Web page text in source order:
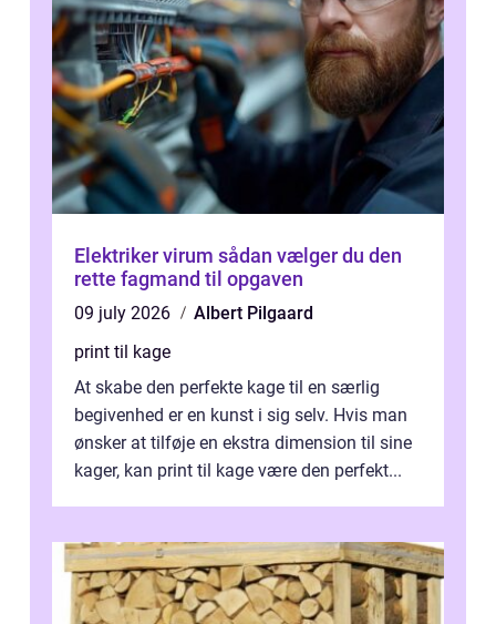
Elektriker virum sådan vælger du den
rette fagmand til opgaven
09 july 2026
Albert Pilgaard
print til kage
At skabe den perfekte kage til en særlig
begivenhed er en kunst i sig selv. Hvis man
ønsker at tilføje en ekstra dimension til sine
kager, kan print til kage være den perfekt...